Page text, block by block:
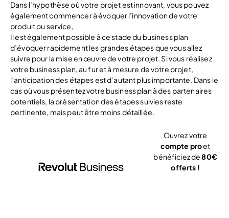
Dans l’hypothèse où votre projet est innovant, vous pouvez
également commencer à évoquer l’innovation de votre
produit ou service,
Il est également possible à ce stade du business plan
d’évoquer rapidement les grandes étapes que vous allez
suivre pour la mise en œuvre de votre projet. Si vous réalisez
votre business plan, au fur et à mesure de votre projet,
l’anticipation des étapes est d’autant plus importante. Dans le
cas où vous présentez votre business plan à des partenaires
potentiels, la présentation des étapes suivies reste
pertinente, mais peut être moins détaillée.
Ouvrez votre
compte proet
bénéficiez de80€
offerts !